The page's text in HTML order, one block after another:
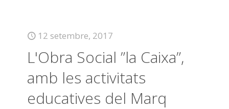
12 setembre, 2017
L'Obra Social ”la Caixa”,
amb les activitats
educatives del Marq